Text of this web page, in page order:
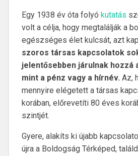
Egy 1938 év óta folyó kutatás
volt a célja, hogy megtalálják a
egészséges élet kulcsát, azt
szoros társas kapcsolatok
jelentősebben járulnak hozzá
mint a pénz vagy a hírnév. Az,
mennyire elégetett a társas
korában, előrevetíti 80 éves
szintjét.
Gyere, alakíts ki újabb
újra a Boldogság Térképed,